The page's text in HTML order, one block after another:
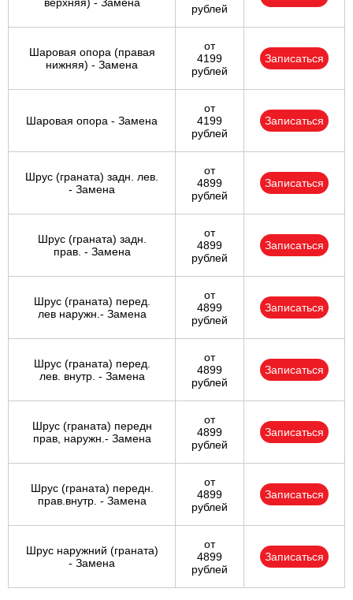
верхняя) - Замена
рублей
Шаровая опора (правая
нижняя) - Замена
от
4199
рублей
Записаться
Шаровая опора - Замена
от
4199
рублей
Записаться
Шрус (граната) задн. лев.
- Замена
от
4899
рублей
Записаться
Шрус (граната) задн.
прав. - Замена
от
4899
рублей
Записаться
Шрус (граната) перед.
лев наружн.- Замена
от
4899
рублей
Записаться
Шрус (граната) перед.
лев. внутр. - Замена
от
4899
рублей
Записаться
Шрус (граната) передн
прав, наружн.- Замена
от
4899
рублей
Записаться
Шрус (граната) передн.
прав.внутр. - Замена
от
4899
рублей
Записаться
Шрус наружний (граната)
- Замена
от
4899
рублей
Записаться